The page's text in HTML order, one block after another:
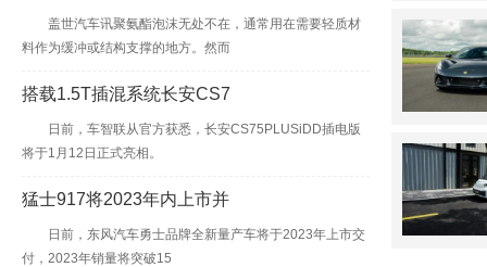
盖世汽车讯聚氨酯泡沫无处不在，通常用在需要轻质材
料作为缓冲或结构支撑的地方。然而
搭载1.5T插混系统长安CS7
日前，车智联从官方获悉，长安CS75PLUSiDD插电版
将于1月12日正式亮相。
猛士917将2023年内上市并
日前，东风汽车勇士品牌全新量产车将于2023年上市交
付，2023年销量将突破15